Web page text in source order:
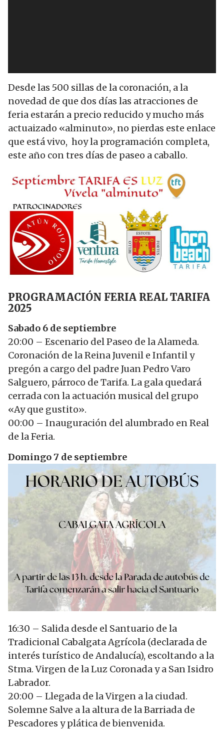
Desde las 500 sillas de la coronación, a la
novedad de que dos días las atracciones de
feria estarán a precio reducido y mucho más
actuaizado «alminuto», no pierdas este enlace
que está vivo, hoy la programación completa,
este año con tres días de paseo a caballo.
PROGRAMACIÓN FERIA REAL TARIFA
2025
Sabado 6 de septiembre
20:00 – Escenario del Paseo de la Alameda.
Coronación de la Reina Juvenil e Infantil y
pregón a cargo del padre Juan Pedro Varo
Salguero, párroco de Tarifa. La gala quedará
cerrada con la actuación musical del grupo
«Ay que gustito».
00:00 – Inauguración del alumbrado en Real
de la Feria.
Domingo 7 de septiembre
16:30 – Salida desde el Santuario de la
Tradicional Cabalgata Agrícola (declarada de
interés turístico de Andalucía), escoltando a la
Stma. Virgen de la Luz Coronada y a San Isidro
Labrador.
20:00 – Llegada de la Virgen a la ciudad.
Solemne Salve a la altura de la Barriada de
Pescadores y plática de bienvenida.